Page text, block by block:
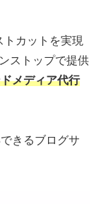
カットを実現
ストップで提供
メディア代行
きるブログサ